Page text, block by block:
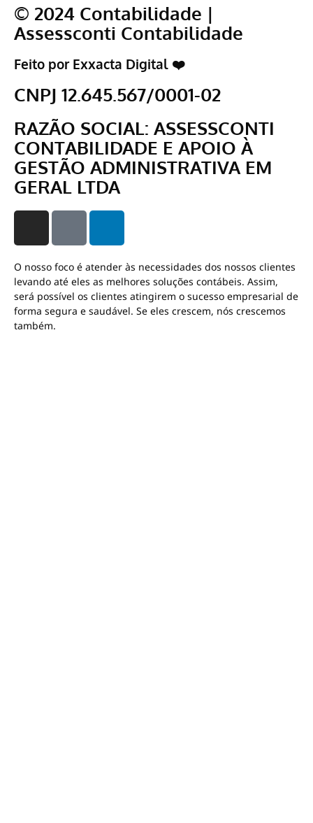
© 2024 Contabilidade |
Assessconti Contabilidade
Feito por Exxacta Digital ❤️
CNPJ 12.645.567/0001-02
RAZÃO SOCIAL: ASSESSCONTI
CONTABILIDADE E APOIO À
GESTÃO ADMINISTRATIVA EM
GERAL LTDA
O nosso foco é atender às necessidades dos nossos clientes
levando até eles as melhores soluções contábeis. Assim,
será possível os clientes atingirem o sucesso empresarial de
forma segura e saudável. Se eles crescem, nós crescemos
também.